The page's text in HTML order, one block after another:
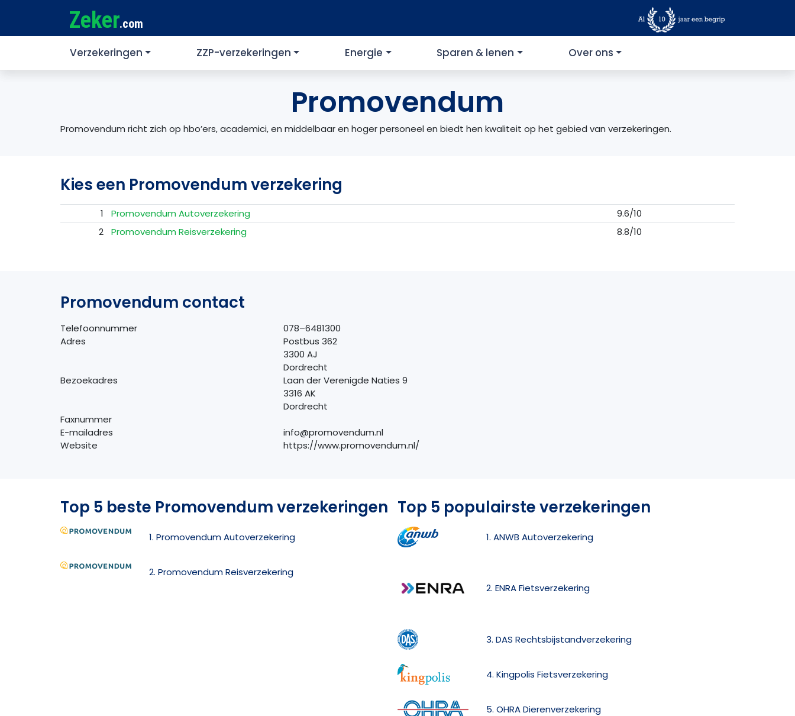
Zeker.com
Verzekeringen ZZP-verzekeringen Energie Sparen & lenen Over ons
Promovendum
Promovendum richt zich op hbo’ers, academici, en middelbaar en hoger personeel en biedt hen kwaliteit op het gebied van verzekeringen.
Kies een Promovendum verzekering
1 Promovendum Autoverzekering
9.6/10
2
Promovendum Reisverzekering 8.8/10
Promovendum contact
Telefoonnummer
078–6481300
Adres
Postbus 362
3300 AJ
Dordrecht
Bezoekadres
Laan der Verenigde Naties 9
3316 AK
Dordrecht
Faxnummer
E-mailadres
info@promovendum.nl
Website
https://www.promovendum.nl/
Top 5 beste Promovendum verzekeringen
1. Promovendum Autoverzekering
2. Promovendum Reisverzekering
Top 5 populairste verzekeringen
1. ANWB Autoverzekering
2. ENRA Fietsverzekering
3. DAS Rechtsbijstandverzekering
4. Kingpolis Fietsverzekering
5. OHRA Dierenverzekering